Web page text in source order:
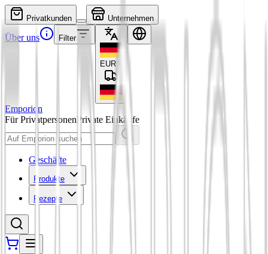
Privatkunden Unternehmen
Über uns Filter
EUR
Emporion
Für PrivatpersonenPrivate Einkäufe
Geschäfte
Produkte
Rezepte